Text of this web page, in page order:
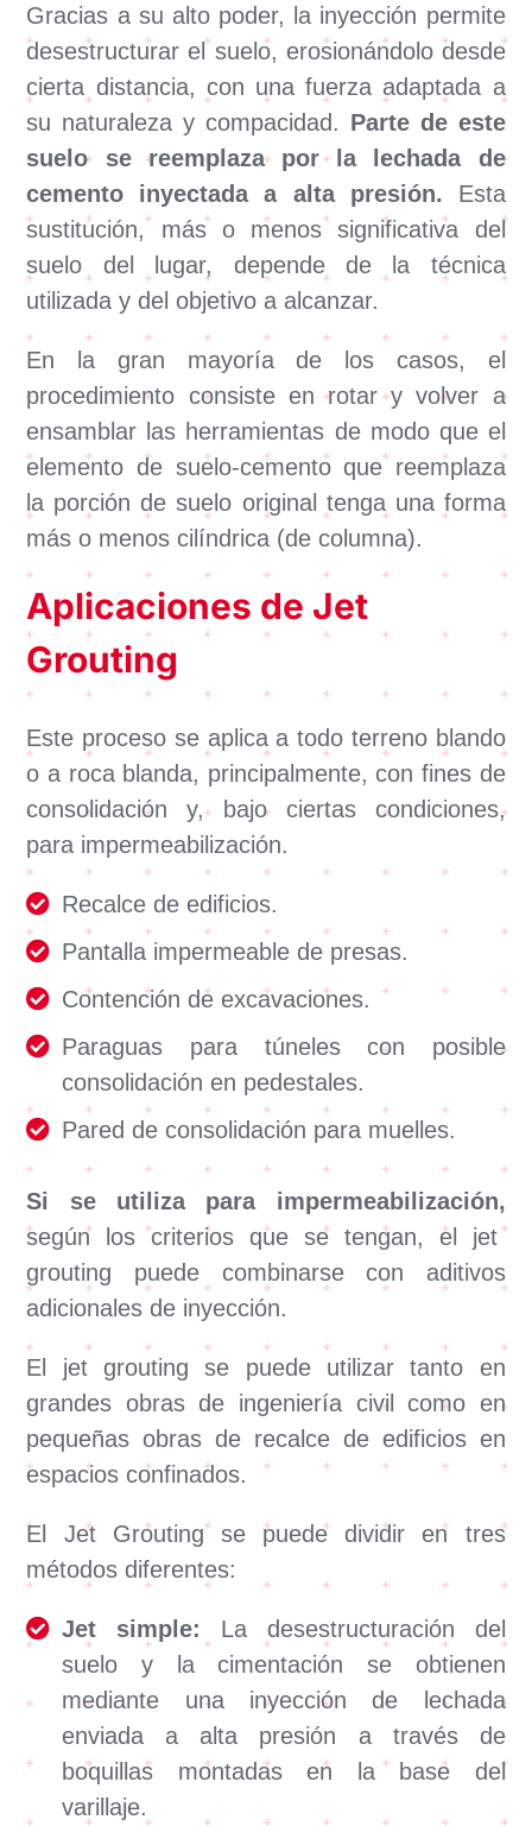
Gracias a su alto poder, la inyección permite
desestructurar el suelo, erosionándolo desde
cierta distancia, con una fuerza adaptada a
su naturaleza y compacidad. Parte de este
suelo se reemplaza por la lechada de
cemento inyectada a alta presión. Esta
sustitución, más o menos significativa del
suelo del lugar, depende de la técnica
utilizada y del objetivo a alcanzar.
En la gran mayoría de los casos, el
procedimiento consiste en rotar y volver a
ensamblar las herramientas de modo que el
elemento de suelo-cemento que reemplaza
la porción de suelo original tenga una forma
más o menos cilíndrica (de columna).
Aplicaciones de Jet
Grouting
Este proceso se aplica a todo terreno blando
o a roca blanda, principalmente, con fines de
consolidación y, bajo ciertas condiciones,
para impermeabilización.
Recalce de edificios.
Pantalla impermeable de presas.
Contención de excavaciones.
Paraguas para túneles con posible
consolidación en pedestales.
Pared de consolidación para muelles.
Si se utiliza para impermeabilización,
según los criterios que se tengan, el jet
grouting puede combinarse con aditivos
adicionales de inyección.
El jet grouting se puede utilizar tanto en
grandes obras de ingeniería civil como en
pequeñas obras de recalce de edificios en
espacios confinados.
El Jet Grouting se puede dividir en tres
métodos diferentes:
Jet simple:
La desestructuración del
suelo y la cimentación se obtienen
mediante una inyección de lechada
enviada a alta presión a través de
boquillas montadas en la base del
varillaje.